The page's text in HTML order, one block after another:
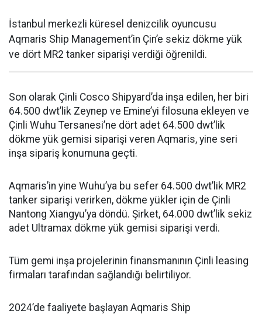
İstanbul merkezli küresel denizcilik oyuncusu
Aqmaris Ship Management’in Çin’e sekiz dökme yük
ve dört MR2 tanker siparişi verdiği öğrenildi.
Son olarak Çinli Cosco Shipyard’da inşa edilen, her biri
64.500 dwt’lik Zeynep ve Emine’yi filosuna ekleyen ve
Çinli Wuhu Tersanesi’ne dört adet 64.500 dwt’lik
dökme yük gemisi siparişi veren Aqmaris, yine seri
inşa sipariş konumuna geçti.
Aqmaris’in yine Wuhu’ya bu sefer 64.500 dwt’lik MR2
tanker siparişi verirken, dökme yükler için de Çinli
Nantong Xiangyu’ya döndü. Şirket, 64.000 dwt’lik sekiz
adet Ultramax dökme yük gemisi siparişi verdi.
Tüm gemi inşa projelerinin finansmanının Çinli leasing
firmaları tarafından sağlandığı belirtiliyor.
2024’de faaliyete başlayan Aqmaris Ship